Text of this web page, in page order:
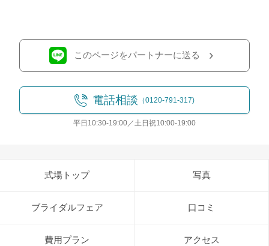
このページをパートナーに送る
電話相談 （0120-791-317)
平日10:30-19:00／土日祝10:00-19:00
式場トップ 写真
ブライダルフェア 口コミ
費用プラン アクセス